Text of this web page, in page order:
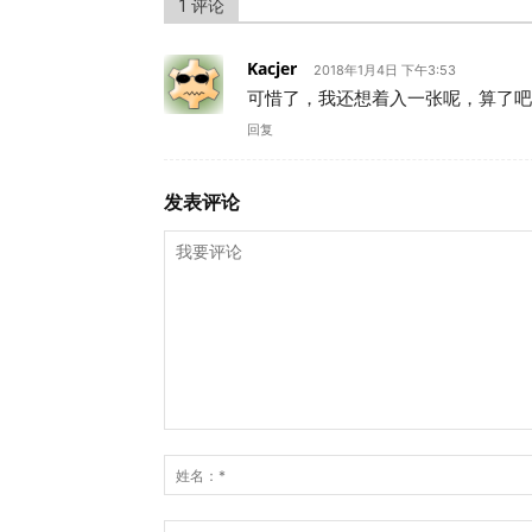
1 评论
Kacjer 2018年1月4日 下午3:53
可惜了，我还想着入一张呢，算了
回复
发表评论